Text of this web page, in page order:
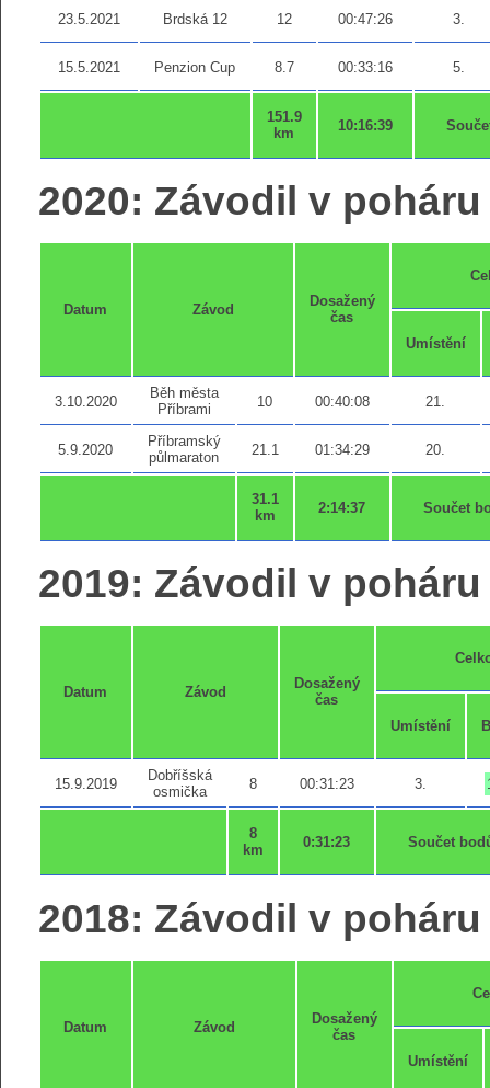
23.5.2021 Brdská 12 12 00:47:26 3.
15.5.2021 Penzion Cup 8.7 00:33:16 5.
151.9
km
10:16:39
2020: Závodil v
Datum Závod
Dosažený
čas
Umístění
3.10.2020
Běh města
Příbrami
10 00:40:08 21.
5.9.2020
Příbramský
půlmaraton
21.1 01:34:29 20.
31.1
km
2:14:37 Součet
2019: Závodil v
Datum Závod
Dosažený
čas
Umístění
15.9.2019
Dobříšská
osmička
8 00:31:23 3.
8
km
0:31:23 Součet
2018: Závodil v
Datum Závod
Dosažený
čas
Umístění